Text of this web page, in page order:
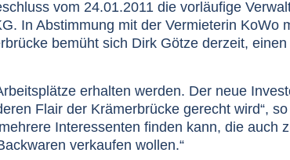
vom 24.01.2011 die vorläufige
In Abstimmung mit der Vermieterin KoWo
bemüht sich Dirk Götze derzeit, einen
erhalten werden. Der neue
Flair der Krämerbrücke gerecht wird“,
Interessenten finden kann, die auch
verkaufen wollen.“